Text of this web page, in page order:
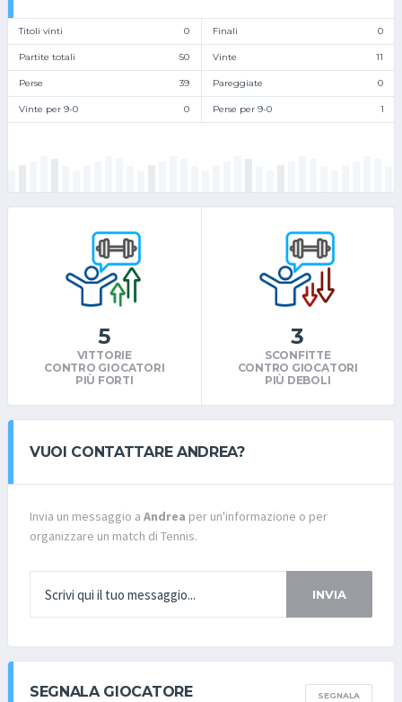
Titoli vinti 0 Finali 0
Partite totali 50 Vinte 11
Perse 39 Pareggiate 0
Vinte per 9-0 0 Perse per 9-0 1
5
VITTORIE
CONTRO GIOCATORI
PIÙ FORTI
3
SCONFITTE
CONTRO GIOCATORI
PIÙ DEBOLI
VUOI CONTATTARE ANDREA?
Invia un messaggio a Andrea per un'informazione o per
organizzare un match di Tennis.
INVIA
SEGNALA GIOCATORE SEGNALA